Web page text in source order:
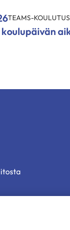
TEAMS-KOULUTUS
koulupäivän